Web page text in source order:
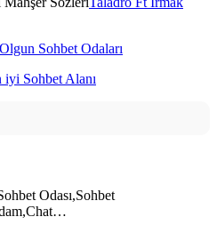
Olgun Sohbet Odaları
iyi Sohbet Alanı
Odası,Sohbet